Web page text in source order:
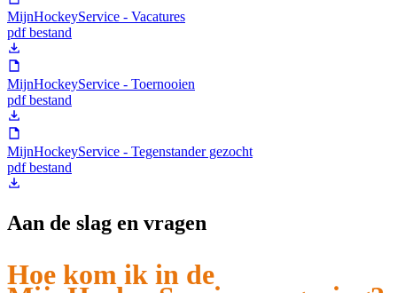
MijnHockeyService - Vacatures
pdf bestand
MijnHockeyService - Toernooien
pdf bestand
MijnHockeyService - Tegenstander gezocht
pdf bestand
Aan de slag en vragen
Hoe kom ik in de